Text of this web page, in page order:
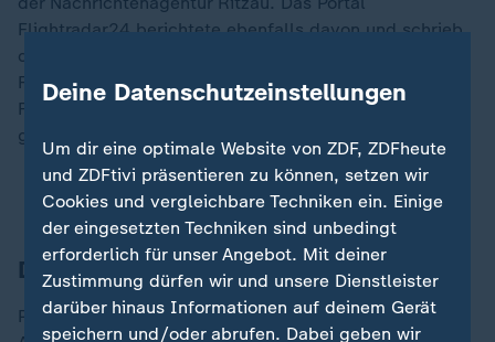
Flightradar24 berichtete ebenfalls davon und schrieb,
dass drei ankommende Maschinen auf andere
Flughäfen umgeleitet worden seien. Ein ankommender
Flug und zwei abgehende Verbindungen seien
gestrichen worden.
Wie wehrhaft ist Deutschland gegen Drohnen?
Drohnen keine Gefahr für Menschen
Polizei-Einsatzleiter Bøjgaard Madsen hatte nach
Deine Datenschutzeinstellungen
Um dir eine optimale Website von ZDF, ZDFheute
und ZDFtivi präsentieren zu können, setzen wir
Cookies und vergleichbare Techniken ein. Einige
der eingesetzten Techniken sind unbedingt
erforderlich für unser Angebot. Mit deiner
Zustimmung dürfen wir und unsere Dienstleister
darüber hinaus Informationen auf deinem Gerät
speichern und/oder abrufen. Dabei geben wir